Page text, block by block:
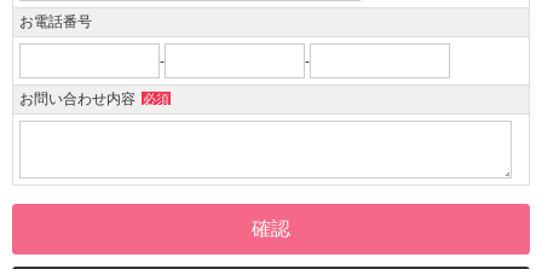
お電話番号
- -
お問い合わせ内容 必須